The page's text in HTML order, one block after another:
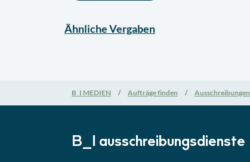
ÄhnlicheVergaben
B_I MEDIEN Aufträge finden Ausschreibungen
B_I ausschreibungs­dienste